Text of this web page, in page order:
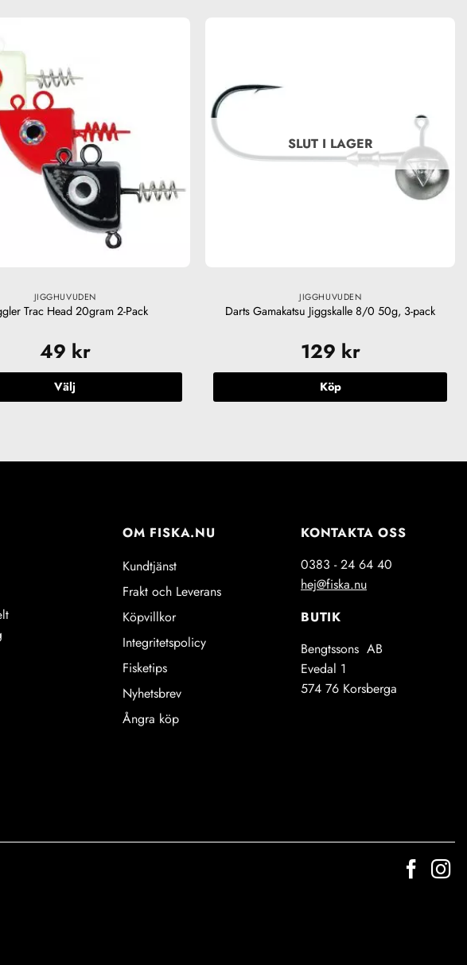
JIGGHUVUDEN
Trac Head 20gram 2-Pack
49 kr
Välj
har
SLUT I LAGER
JIGGHUVUDEN
Darts Gamakatsu Jiggskalle 8/0 50g, 3-pack
129 kr
Köp
OM FISKA.NU
Kundtjänst
Frakt och Leverans
Köpvillkor
Integritetspolicy
Fisketips
Nyhetsbrev
Ångra köp
KONTAKTA OSS
0383 - 24 64 40
hej@fiska.nu
BUTIK
Bengtssons AB
Evedal 1
574 76 Korsberga